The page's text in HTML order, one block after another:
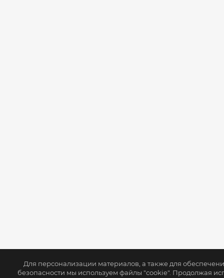
Для персонализации материалов, а также для
безопасности мы используем файлы "cookie". Продолжая